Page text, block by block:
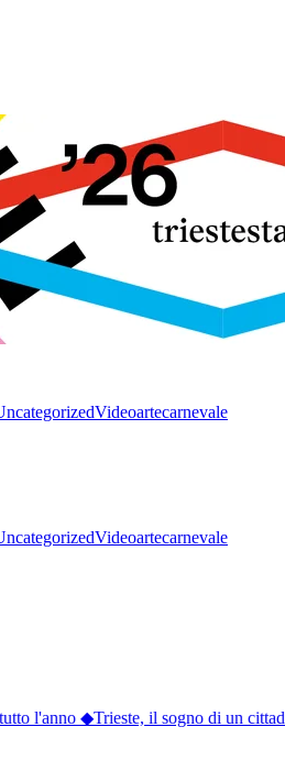
Videoartecarnevale
Videoartecarnevale
l'anno◆ Trieste, il sogno di un